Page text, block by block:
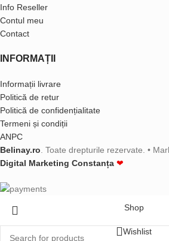
Info Reseller
Contul meu
Contact
INFORMAȚII
Informații livrare
Politică de retur
Politică de confidențialitate
Termeni și condiții
ANPC
Belinay.ro . Toate drepturile rezervate. •
Digital Marketing Constanța ❤
Shop
Wishlist